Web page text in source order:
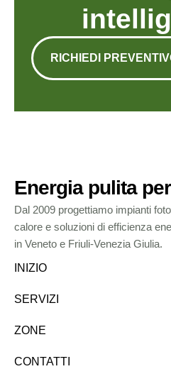
RICHIEDI
Energia pulita
Dal 2009 progettiamo impianti
calore e soluzioni di efficienza
in Veneto e Friuli-Venezia Giulia.
INIZIO
SERVIZI
ZONE
CONTATTI